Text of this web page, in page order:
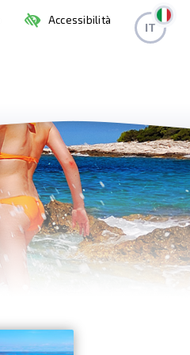
Accessibilità
IT